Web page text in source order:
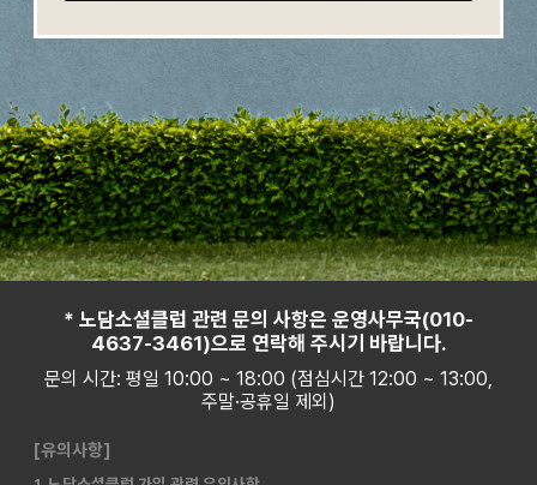
* 노담소셜클럽 관련 문의 사항은 운영사무국(010-
4637-3461)으로 연락해 주시기 바랍니다.
문의 시간: 평일 10:00 ~ 18:00 (점심시간 12:00 ~ 13:00,
주말·공휴일 제외)
[유의사항]